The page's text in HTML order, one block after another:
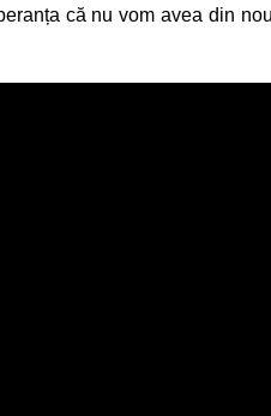
că nu vom avea din